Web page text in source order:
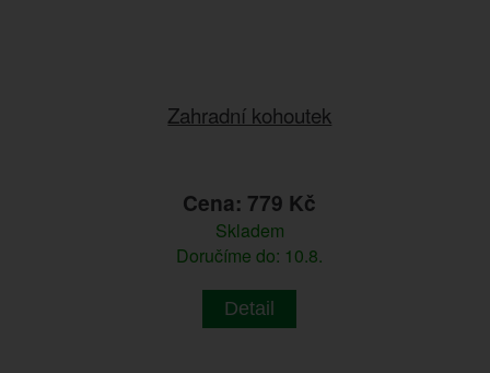
Zahradní kohoutek
Cena: 779 Kč
Skladem
Doručíme do: 10.8.
Detail